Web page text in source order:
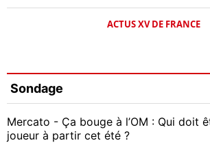
ACTUS XV DE FRANCE
Sondage
Mercato - Ça bouge à l’OM : Qui doit
joueur à partir cet été ?